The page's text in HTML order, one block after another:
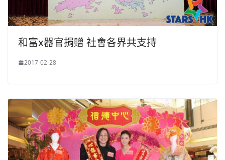
和富x器官捐贈 社會各界共支持
2017-02-28